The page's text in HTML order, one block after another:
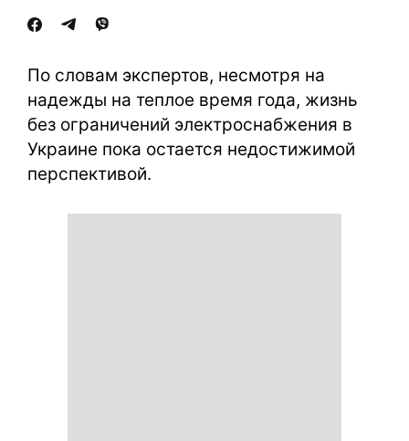
По словам экспертов, несмотря на
надежды на теплое время года, жизнь
без ограничений электроснабжения в
Украине пока остается недостижимой
перспективой.